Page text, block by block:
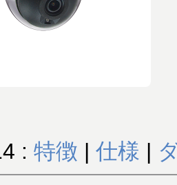
: 特徴 | 仕様 |